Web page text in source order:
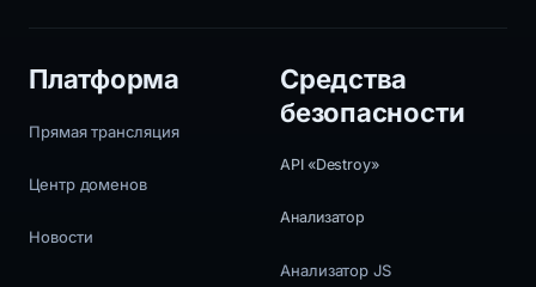
Платформа
Прямая трансляция
Центр доменов
Новости
Средства
безопасности
API «Destroy»
Анализатор
Анализатор JS